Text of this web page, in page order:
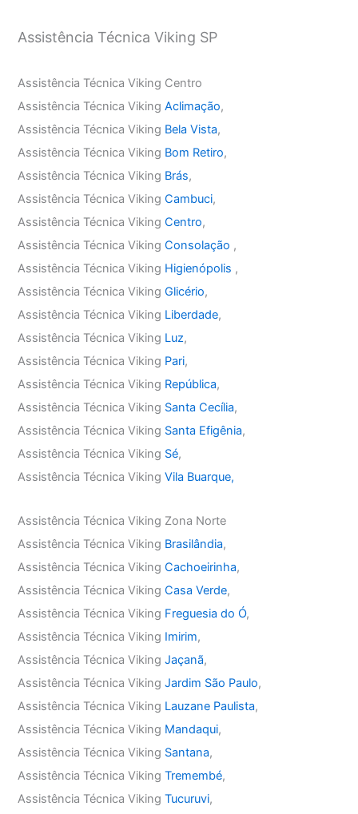
Assistência Técnica Viking SP
Assistência Técnica Viking Centro
Assistência Técnica VikingAclimação,
Assistência Técnica Viking Bela Vista,
Assistência Técnica Viking Bom Retiro,
Assistência Técnica Viking Brás,
Assistência Técnica VikingCambuci,
Assistência Técnica VikingCentro,
Assistência Técnica VikingConsolação ,
Assistência Técnica Viking Higienópolis ,
Assistência Técnica VikingGlicério,
Assistência Técnica Viking Liberdade,
Assistência Técnica Viking Luz,
Assistência Técnica Viking Pari,
Assistência Técnica Viking República,
Assistência Técnica Viking Santa Cecília,
Assistência Técnica Viking Santa Efigênia,
Assistência Técnica Viking Sé,
Assistência Técnica VikingVila Buarque,
Assistência Técnica Viking Zona Norte
Assistência Técnica Viking Brasilândia,
Assistência Técnica VikingCachoeirinha,
Assistência Técnica VikingCasa Verde,
Assistência Técnica Viking Freguesia do Ó,
Assistência Técnica Viking Imirim,
Assistência Técnica VikingJaçanã,
Assistência Técnica VikingJardim São Paulo,
Assistência Técnica Viking Lauzane Paulista,
Assistência Técnica Viking Mandaqui,
Assistência Técnica Viking Santana,
Assistência Técnica VikingTremembé,
Assistência Técnica VikingTucuruvi,